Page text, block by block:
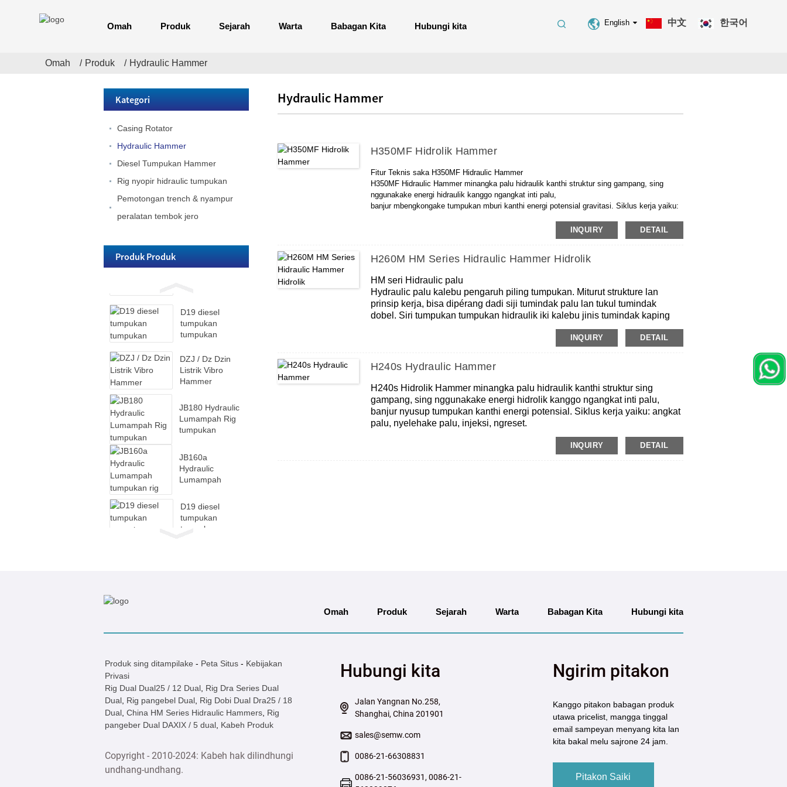
Omah Produk Sejarah Warta Babagan Kita Hubungi kita 한국어
中文
English
Omah Produk Hydraulic Hammer
Kategori
Casing Rotator
Hydraulic Hammer
Diesel Tumpukan Hammer
Rig nyopir hidraulic tumpukan
Pemotongan trench & nyampur
peralatan tembok jero
Produk Produk
JB180 Hydraulic
Lumampah Rig
tumpukan
JB160a
D19 diesel
tumpukan
tumpukan
DZJ / Dz Dzin
Listrik Vibro
Hammer
JB180 Hydraulic
Lumampah Rig
tumpukan
JB160a
Hydraulic
Lumampah
D19 diesel
tumpukan
tumpukan
Hydraulic
tumpukan rig
D19 diesel
tumpukan
tumpukan
tumpukan
tumpukan
Hydraulic Hammer
H350MF Hidrolik Hammer
Fitur Teknis saka H350MF Hidraulic Hammer
H350MF Hidraulic Hammer minangka palu hidraulik kanthi struktur sing gampang, sing
nggunakake energi hidraulik kanggo ngangkat inti palu,
banjur mbengkongake tumpukan mburi kanthi energi potensial gravitasi. Siklus kerja yaiku:
H350MF Hidraulic Hammer kompak struktur, sudhut ing aplikasi, cocog kanggo konstruksi
INQUIRY DETAIL
H260M HM Series Hidraulic Hammer Hidrolik
HM seri Hidraulic palu
Hydraulic palu kalebu pengaruh piling tumpukan. Miturut strukture lan
prinsip kerja, bisa dipérang dadi siji tumindak palu lan tukul tumindak
dobel. Siri tumpukan tumpukan hidraulik iki kalebu jinis tumindak kaping
pindho, sawise palu Ram digedhekake ing piranti hidrolik sing luwih
dhuwur, bisa entuk energi sing dikompres saka energi, lan nambah energi
tumpukan hidraulik tumindak tunggut cocog karo teori bobot hammer
cahya, sing ditondoi kanthi bobot inti inti inti lan kecepatan pengaruh
gedhe.
INQUIRY DETAIL
H240s Hydraulic Hammer
H240s Hidrolik Hammer minangka palu hidraulik kanthi struktur sing
gampang, sing nggunakake energi hidrolik kanggo ngangkat inti palu,
banjur nyusup tumpukan kanthi energi potensial. Siklus kerja yaiku: angkat
palu, nyelehake palu, injeksi, ngreset.
INQUIRY DETAIL
Omah Produk Sejarah Warta Babagan Kita Hubungi kita
Produk sing ditampilake - Peta Situs- Kebijakan
Privasi
Rig Dual Dual25 / 12 Dual, Rig Dra Series Dual
Dual, Rig pangebel Dual, Rig Dobi Dual Dra25 / 18
Dual, China HM Series Hidraulic Hammers, Rig
pangeber Dual DAXIX / 5 dual, Kabeh Produk
Copyright - 2010-2024: Kabeh hak dilindhungi
undhang-undhang.
Hubungi kita
Jalan Yangnan No.258,
Shanghai, China 201901
sales@semw.com
0086-21-66308831
0086-21-56036931, 0086-21-
Ngirim pitakon
Kanggo pitakon babagan produk
utawa pricelist, mangga tinggal
email sampeyan menyang kita lan
kita bakal melu sajrone 24 jam.
Pitakon Saiki